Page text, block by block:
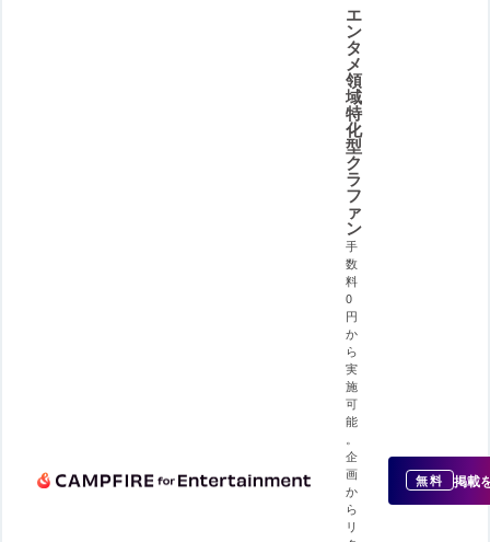
エ
ン
タ
メ
領
域
特
化
型
ク
ラ
フ
ァ
ン
手
数
料
0
円
か
ら
実
施
可
能
企
画
か
ら
リ
無料 掲載